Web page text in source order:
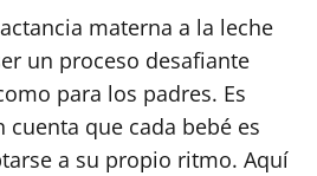
materna a la leche
un proceso desafiante
para los padres. Es
que cada bebé es
a su propio ritmo. Aquí